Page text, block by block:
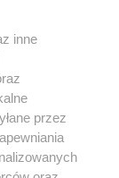
inne
przez